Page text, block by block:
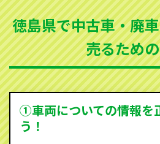
まった車、車検が切れて動か
買取可能です。
ソコカラは世界１１０か国に
を持ち、国内に自社物流網、
ため、中間マージンがかかり
を実現し、お客様に利益を還元
す。
徳島県で中古車・廃
売るため
①車両についての情報を
う！